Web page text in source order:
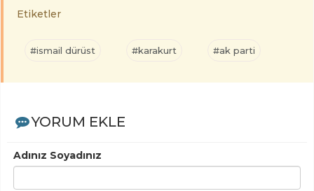
Etiketler
#ismail dürüst #karakurt #ak parti
YORUM EKLE
Adınız Soyadınız